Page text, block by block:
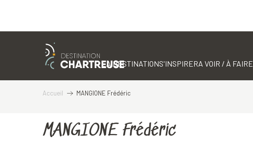
LA DESTINATIONS'INSPIRERA VOIR / À FAIRE
Accueil MANGIONE Frédéric
MANGIONE Frédéric